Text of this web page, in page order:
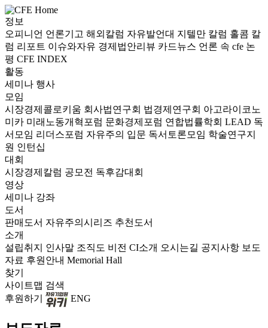
정보
오피니언 언론기고 해외칼럼 자유발언대 지텔만 칼럼 홀콤 칼
럼 리포트 이슈와자유 경제법안리뷰 카드뉴스 언론 속 cfe 논
평 CFE INDEX
활동
세미나 행사
모임
시장경제콜로키움 회사법연구회 법경제연구회 아고라이코노
미카 미래노동개혁포럼 문화경제포럼 연합법률학회 LEAD 독
서모임 리더스포럼 자유주의 입문 독서토론모임 학술연구지
원 인턴십
대회
시장경제칼럼 공모전 독후감대회
영상
세미나 강좌
도서
판매도서 자유주의시리즈 추천도서
소개
설립취지 인사말 조직도 비전 CI소개 오시는길 공지사항 보도
자료 후원안내 Memorial Hall
찾기
사이트맵 검색
후원하기
ENG